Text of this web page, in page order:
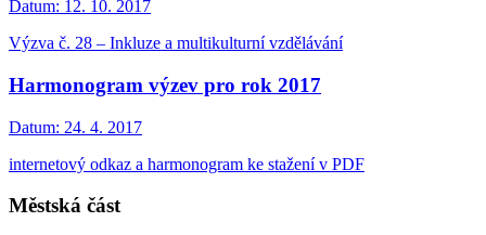
Datum: 12. 10. 2017
Výzva č. 28 – Inkluze a multikulturní vzdělávání
Harmonogram výzev pro rok 2017
Datum: 24. 4. 2017
internetový odkaz a harmonogram ke stažení v PDF
Městská část